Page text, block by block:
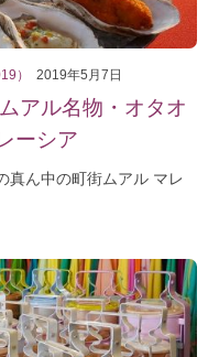
） 2019年5月7日
アル名物・オタオ
ーシア
真ん中の町街ムアル マレ